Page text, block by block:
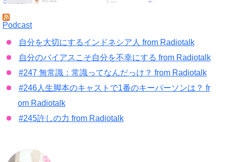
Podcast
自分を大切にするインドネシア人 from Radiotalk
自分のバイアスこそ自分を不幸にする from Radiotalk
#247 無常識：常識ってなんだっけ？ from Radiotalk
#246人生脚本のキャストで1番のキーパーソンは？ fr
om Radiotalk
#245許しの力 from Radiotalk